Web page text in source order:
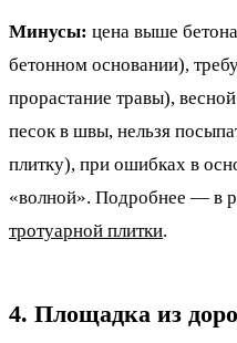
Минусы: цена выше
бетонном основании),
прорастание травы),
песок в швы, нельзя
плитку), при ошибках в
«волной». Подробнее — в
тротуарной плитки.
4. Площадка из